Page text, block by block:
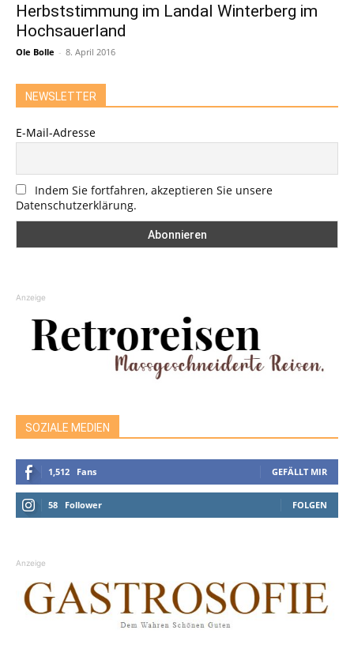
Herbststimmung im Landal Winterberg im
Hochsauerland
Ole Bolle - 8. April 2016
NEWSLETTER
E-Mail-Adresse
Indem Sie fortfahren, akzeptieren Sie unsere
Datenschutzerklärung.
Anzeige
SOZIALE MEDIEN
1,512 Fans GEFÄLLT MIR
58 Follower FOLGEN
Anzeige